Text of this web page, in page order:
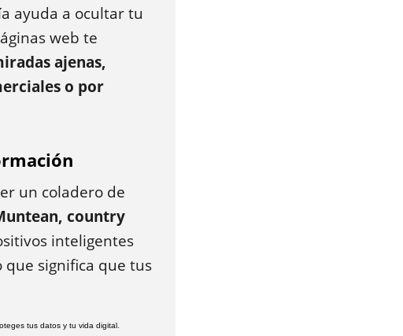
ayuda a ocultar tu
web te
ajenas,
o por
un coladero de
country
inteligentes
significa que tus